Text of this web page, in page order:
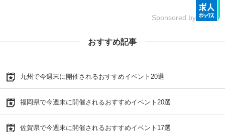
Sponsored by
おすすめ記事
九州で今週末に開催されるおすすめイベント20選
福岡県で今週末に開催されるおすすめイベント20選
佐賀県で今週末に開催されるおすすめイベント17選